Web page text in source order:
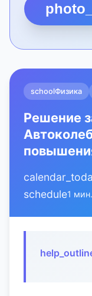
schoolФизика
Решение
schedule1